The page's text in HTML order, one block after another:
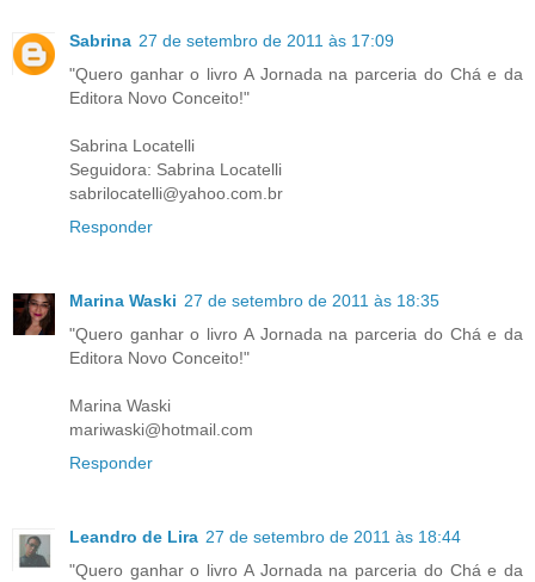
Sabrina 27 de setembro de 2011 às 17:09
"Quero ganhar o livro A Jornada na parceria do Chá e da
Editora Novo Conceito!"
Sabrina Locatelli
Seguidora: Sabrina Locatelli
sabrilocatelli@yahoo.com.br
Responder
Marina Waski 27 de setembro de 2011 às 18:35
"Quero ganhar o livro A Jornada na parceria do Chá e da
Editora Novo Conceito!"
Marina Waski
mariwaski@hotmail.com
Responder
Leandro de Lira 27 de setembro de 2011 às 18:44
"Quero ganhar o livro A Jornada na parceria do Chá e da